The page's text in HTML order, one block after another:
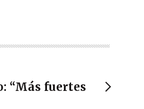
“Más fuertes